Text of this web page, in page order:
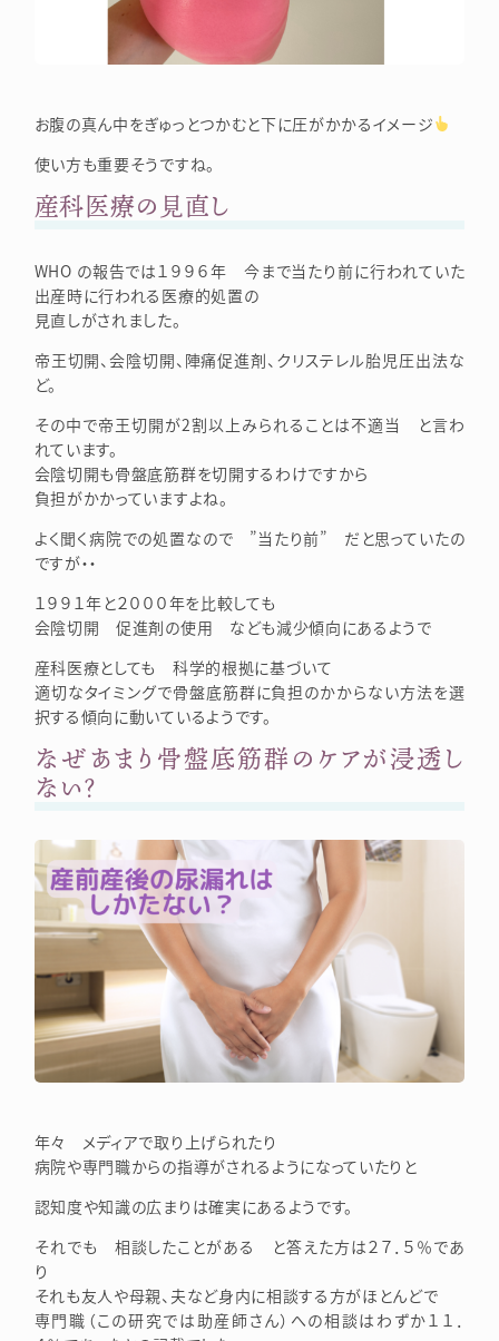
お腹の真ん中をぎゅっとつかむと下に圧がかかるイメージ
使い方も重要そうですね。
産科医療の見直し
WHO の報告では１９９６年 今まで当たり前に行われていた
出産時に行われる医療的処置の
見直しがされました。
帝王切開、会陰切開、陣痛促進剤、クリステレル胎児圧出法な
ど。
その中で帝王切開が2割以上みられることは不適当 と言わ
れています。
会陰切開も骨盤底筋群を切開するわけですから
負担がかかっていますよね。
よく聞く病院での処置なので ”当たり前” だと思っていたの
ですが・・
１９９１年と２０００年を比較しても
会陰切開 促進剤の使用 なども減少傾向にあるようで
産科医療としても 科学的根拠に基づいて
適切なタイミングで骨盤底筋群に負担のかからない方法を選
択する傾向に動いているようです。
なぜあまり骨盤底筋群のケアが浸透し
ない？
年々 メディアで取り上げられたり
病院や専門職からの指導がされるようになっていたりと
認知度や知識の広まりは確実にあるようです。
それでも 相談したことがある と答えた方は２７．５％であ
り
それも友人や母親、夫など身内に相談する方がほとんどで
専門職（この研究では助産師さん）への相談はわずか１１．